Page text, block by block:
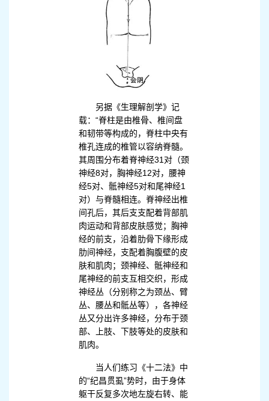
另据《生理解剖学》记
载：“脊柱是由椎骨、椎间盘
和韧带等构成的，脊柱中央有
椎孔连成的椎管以容纳脊髓。
其周围分布着脊神经31对（颈
神经8对，胸神经12对，腰神
经5对、骶神经5对和尾神经1
对）与脊髓相连。脊神经出椎
间孔后，其后支支配着背部肌
肉运动和背部皮肤感觉；胸神
经的前支，沿着肋骨下缘形成
肋间神经，支配着胸腹壁的皮
肤和肌肉；颈神经、骶神经和
尾神经的前支互相交织，形成
神经丛（分别称之为颈丛、臂
丛、腰丛和骶丛等），各神经
丛又分出许多神经，分布于颈
部、上肢、下肢等处的皮肤和
肌肉。
当人们练习《十二法》中
的“纪昌贯虱”势时，由于身体
躯干反复多次地左旋右转、能